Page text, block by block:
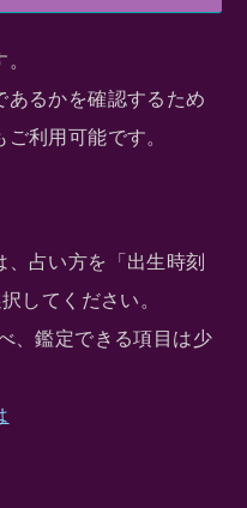
あるかを確認するため
ご利用可能です。
占い方を「出生時刻
してください。
、鑑定できる項目は少